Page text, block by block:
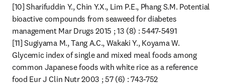
[10] Sharifuddin Y., Chin Y.X., Lim P.E., Phang S.M. Potential
bioactive compounds from seaweed for diabetes
management Mar Drugs 2015 ; 13 (8) : 5447-5491
[11] Sugiyama M., Tang A.C., Wakaki Y., Koyama W.
Glycemic index of single and mixed meal foods among
common Japanese foods with white rice as a reference
food Eur J Clin Nutr 2003 ; 57 (6) : 743-752